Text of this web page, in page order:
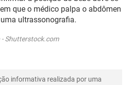
que o médico palpa o abdômen
ultrassonografia.
Shutterstock.com
informativa realizada por uma